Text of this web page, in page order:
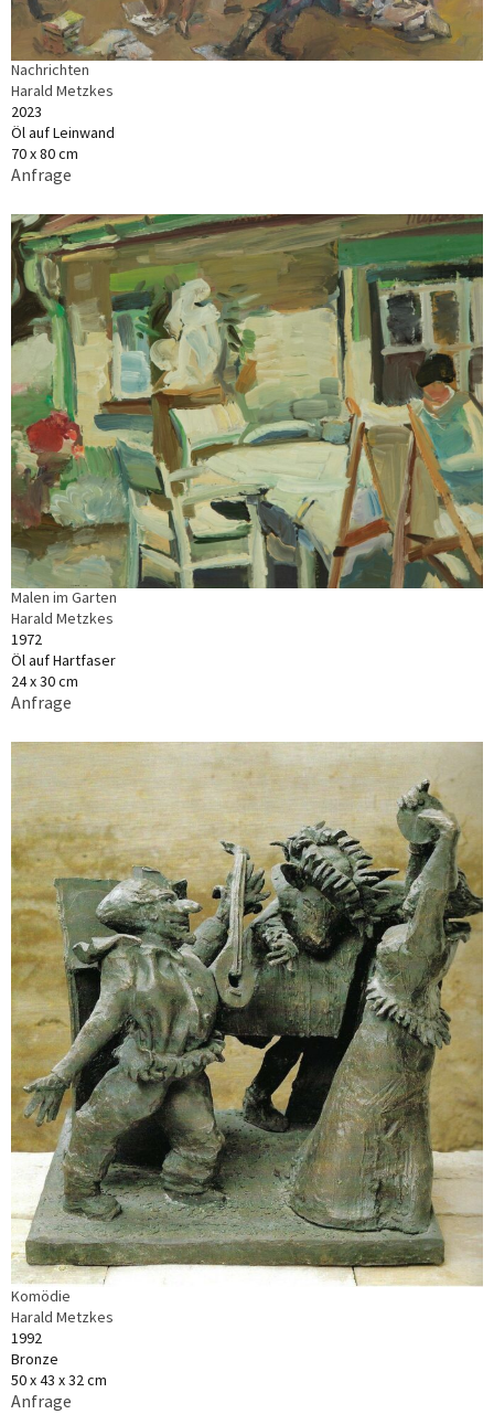
Nachrichten
Harald Metzkes
2023
Öl auf Leinwand
70 x 80 cm
Anfrage
Malen im Garten
Harald Metzkes
1972
Öl auf Hartfaser
24 x 30 cm
Anfrage
Komödie
Harald Metzkes
1992
Bronze
50 x 43 x 32 cm
Anfrage